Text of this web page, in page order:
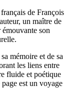
de François
un maître de
son
mémoire et de sa
les liens entre
fluide et poétique
est un voyage